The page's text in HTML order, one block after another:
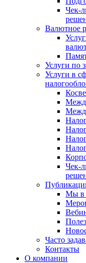
Чек-
Валютное
Услуги по
Услуги в
Чек-
Мы
Часто
Контакты
О компании